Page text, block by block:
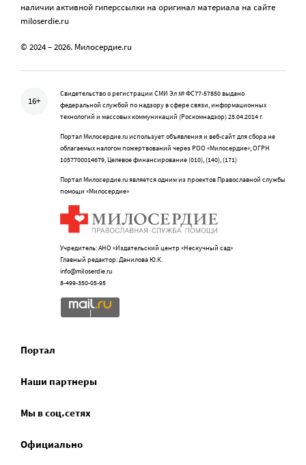
наличии активной гиперссылки на оригинал материала на сайте
miloserdie.ru
© 2024 – 2026. Милосердие.ru
16+
Свидетельство о регистрации СМИ Эл № ФС77-57850 выдано
федеральной службой по надзору в сфере связи, информационных
технологий и массовых коммуникаций (Роскомнадзор) 25.04.2014 г.
Портал Милосердие.ru использует объявления и веб-сайт для сбора не
облагаемых налогом пожертвований через РОО «Милосердие», ОГРН
1057700014679, Целевое финансирование (010), (140), (171)
Портал Милосердие.ru является одним из проектов Православной службы
помощи «Милосердие»
Учредитель: АНО «Издательский центр «Нескучный сад»
Главный редактор: Данилова Ю.К.
info@miloserdie.ru
8-499-350-05-95
Портал
Наши партнеры
Мы в соц.сетях
Официально